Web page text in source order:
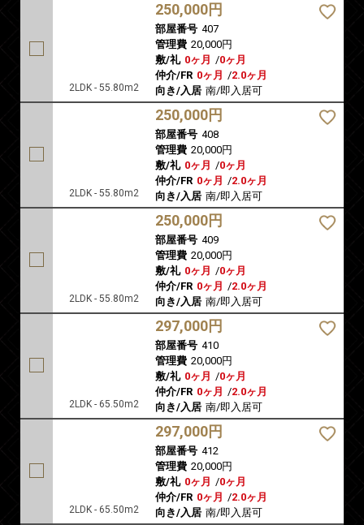
2LDK - 55.80m2
250,000円
部屋番号 407
管理費 20,000円
敷/礼 0ヶ月 /0ヶ月
仲介/FR 0ヶ月 /2.0ヶ月
向き/入居 南/即入居可
2LDK - 55.80m2
250,000円
部屋番号 408
管理費 20,000円
敷/礼 0ヶ月 /0ヶ月
仲介/FR 0ヶ月 /2.0ヶ月
向き/入居 南/即入居可
2LDK - 55.80m2
250,000円
部屋番号 409
管理費 20,000円
敷/礼 0ヶ月 /0ヶ月
仲介/FR 0ヶ月 /2.0ヶ月
向き/入居 南/即入居可
2LDK - 65.50m2
297,000円
部屋番号 410
管理費 20,000円
敷/礼 0ヶ月 /0ヶ月
仲介/FR 0ヶ月 /2.0ヶ月
向き/入居 南/即入居可
2LDK - 65.50m2
297,000円
部屋番号 412
管理費 20,000円
敷/礼 0ヶ月 /0ヶ月
仲介/FR 0ヶ月 /2.0ヶ月
向き/入居 南/即入居可